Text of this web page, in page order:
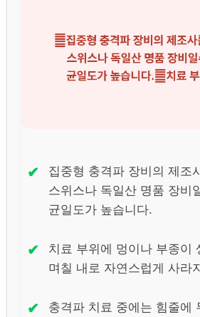
✔
집중형 충격파 장비의 제조
스위스나 독일산 명품 장비
균일도가 높습니다.
✔
치료 부위에 멍이나 부종이
며칠 내로 자연스럽게 사라
✔ 충격파 치료 중에는 힘줄에